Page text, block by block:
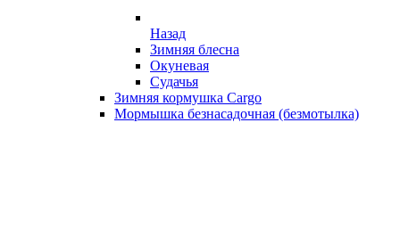
Назад
Зимняя блесна
Окуневая
Судачья
Зимняя кормушка Cargo
Мормышка безнасадочная (безмотылка)